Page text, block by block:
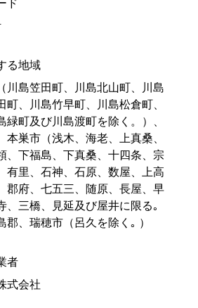
ド
る地域
川島笠田町、川島北山町、川島
町、川島竹早町、川島松倉町、
緑町及び川島渡町を除く。）、
本巣市（浅木、海老、上真桑、
、下福島、下真桑、十四条、宗
有里、石神、石原、数屋、上高
郡府、七五三、随原、長屋、早
、三橋、見延及び屋井に限る｡
郡、瑞穂市（呂久を除く｡ ）
者
式会社